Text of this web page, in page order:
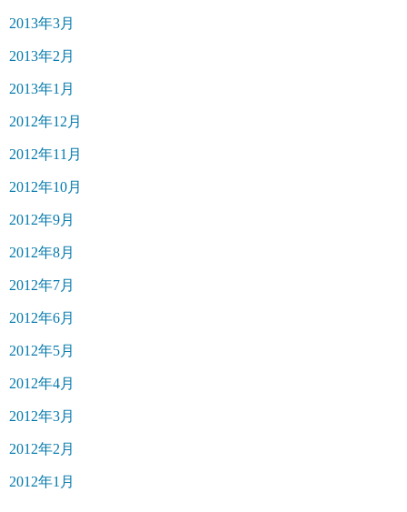
2013年3月
2013年2月
2013年1月
2012年12月
2012年11月
2012年10月
2012年9月
2012年8月
2012年7月
2012年6月
2012年5月
2012年4月
2012年3月
2012年2月
2012年1月